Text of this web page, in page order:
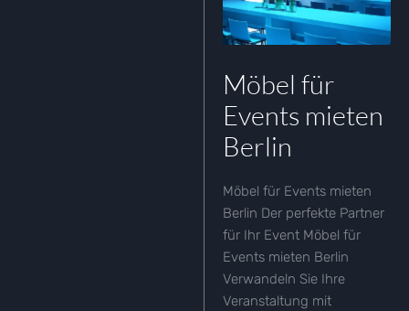
Möbel für
Events mieten
Berlin
Möbel für Events mieten
Berlin Der perfekte Partner
für Ihr Event Möbel für
Events mieten Berlin
Verwandeln Sie Ihre
Veranstaltung mit